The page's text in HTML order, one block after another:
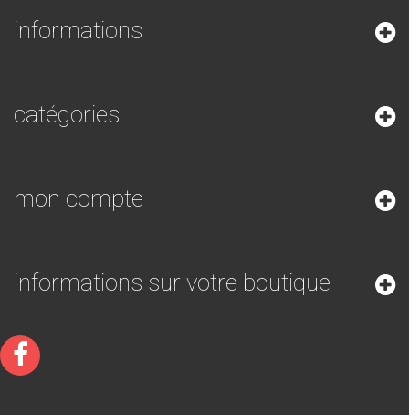
informations
catégories
mon compte
informations sur votre boutique